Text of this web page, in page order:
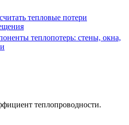
тепловые потери
теплопотерь: стены, окна,
теплопроводности.